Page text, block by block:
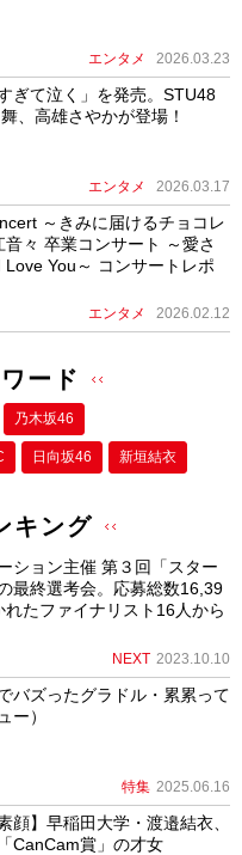
エンタメ 2026.03.23
ぎて泣く」を発売。STU48
、高雄さやかが登場！
エンタメ 2026.03.17
～きみに届けるチョコレ
々 卒業コンサート ～愛さ
You～ コンサートレポ
エンタメ 2026.02.12
ード
乃木坂46
日向坂46 新垣結衣
キング
ション主催 第３回「スター
最終選考会。応募総数16,39
たファイナリスト16人から
NEXT 2023.10.10
バズったグラドル・累累って
ー）
特集 2025.06.16
顔】早稲田大学・渡邉結衣、
CanCam賞」の才女